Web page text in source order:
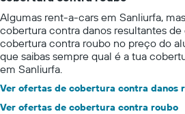
Algumas rent-a-cars em Sanliurfa,
cobertura contra danos resultantes
cobertura contra roubo no preço do
que saibas sempre qual é a tua
em Sanliurfa.
Ver ofertas de cobertura contra danos
Ver ofertas de cobertura contra roubo